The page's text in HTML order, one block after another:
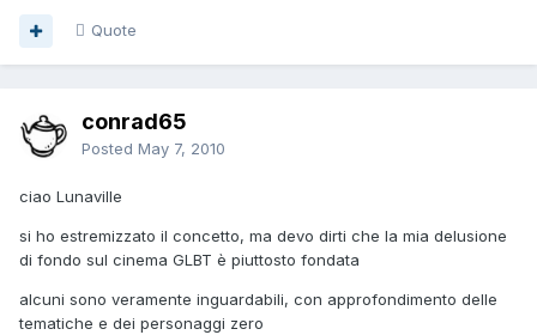
Quote
conrad65
Posted May 7, 2010
ciao Lunaville
si ho estremizzato il concetto, ma devo dirti che la mia delusione
di fondo sul cinema GLBT è piuttosto fondata
alcuni sono veramente inguardabili, con approfondimento delle
tematiche e dei personaggi zero